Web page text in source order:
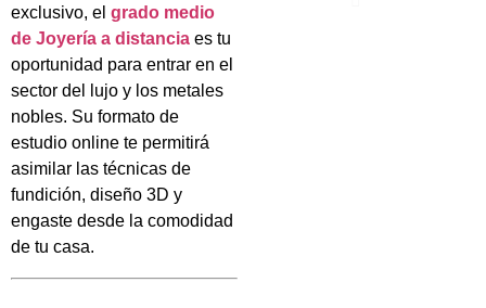
exclusivo, el grado medio
de Joyería a distancia es tu
oportunidad para entrar en el
sector del lujo y los metales
nobles. Su formato de
estudio online te permitirá
asimilar las técnicas de
fundición, diseño 3D y
engaste desde la comodidad
de tu casa.